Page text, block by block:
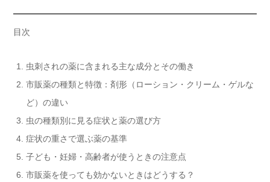
目次
虫刺されの薬に含まれる主な成分とその働き
市販薬の種類と特徴：剤形（ローション・クリーム・ゲルな
ど）の違い
虫の種類別に見る症状と薬の選び方
症状の重さで選ぶ薬の基準
子ども・妊婦・高齢者が使うときの注意点
市販薬を使っても効かないときはどうする？